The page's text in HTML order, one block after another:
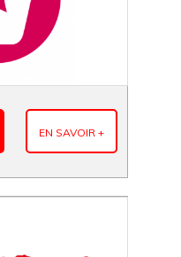
EN SAVOIR +